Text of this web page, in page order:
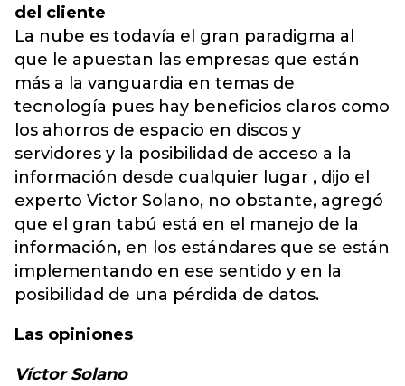
del cliente
La nube es todavía el gran paradigma al
que le apuestan las empresas que están
más a la vanguardia en temas de
tecnología pues hay beneficios claros como
los ahorros de espacio en discos y
servidores y la posibilidad de acceso a la
información desde cualquier lugar , dijo el
experto Victor Solano, no obstante, agregó
que el gran tabú está en el manejo de la
información, en los estándares que se están
implementando en ese sentido y en la
posibilidad de una pérdida de datos.
Las opiniones
Víctor Solano